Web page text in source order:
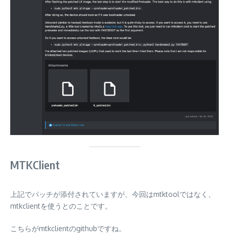
MTKClient
上記でパッチが添付されていますが、今回はmtktoolではなく、
mtkclientを使うとのことです。
こちらがmtkclientのgithubですね。